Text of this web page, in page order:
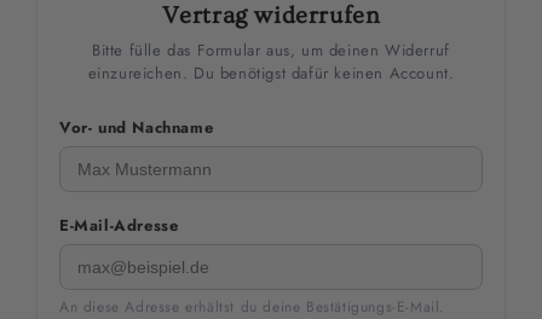
Vertrag widerrufen
Bitte fülle das Formular aus, um deinen Widerruf
einzureichen. Du benötigst dafür keinen Account.
Vor- und Nachname
E-Mail-Adresse
An diese Adresse erhältst du deine Bestätigungs-E-Mail.